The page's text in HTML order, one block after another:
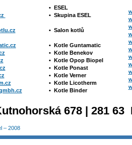
• ESEL
• Skupina ESEL
• Salon kotlů
• Kotle Guntamatic
• Kotle Benekov
• Kotle Opop Biopel
• Kotle Ponast
• Kotle Verner
• Kotle Licotherm
• Kotle Binder
678 | 281
– 2008